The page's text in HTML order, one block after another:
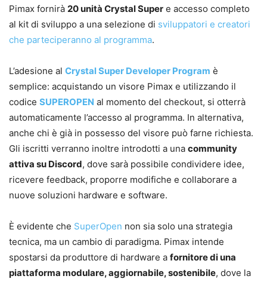
Pimax fornirà 20 unità Crystal Super e accesso completo
al kit di sviluppo a una selezione di sviluppatori e creatori
che parteciperanno al programma.
L’adesione al Crystal Super Developer Program è
semplice: acquistando un visore Pimax e utilizzando il
codice SUPEROPEN al momento del checkout, si otterrà
automaticamente l’accesso al programma. In alternativa,
anche chi è già in possesso del visore può farne richiesta.
Gli iscritti verranno inoltre introdotti a una community
attiva su Discord, dove sarà possibile condividere idee,
ricevere feedback, proporre modifiche e collaborare a
nuove soluzioni hardware e software.
È evidente che SuperOpen non sia solo una strategia
tecnica, ma un cambio di paradigma. Pimax intende
spostarsi da produttore di hardware a fornitore di una
piattaforma modulare, aggiornabile, sostenibile, dove la